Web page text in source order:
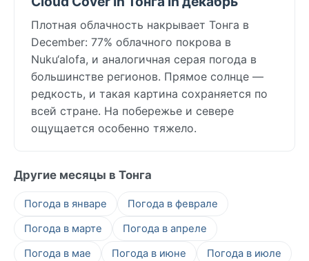
Плотная облачность накрывает Тонга в
December: 77% облачного покрова в
Nuku‘alofa, и аналогичная серая погода в
большинстве регионов. Прямое солнце —
редкость, и такая картина сохраняется по
всей стране. На побережье и севере
ощущается особенно тяжело.
Другие месяцы в Тонга
Погода в январе
Погода в феврале
Погода в марте
Погода в апреле
Погода в мае
Погода в июне Погода в июле